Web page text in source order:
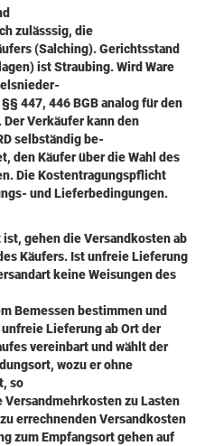
zulässsig, die
(Salching). Gerichtsstand
ist Straubing. Wird Ware
447, 446 BGB analog für den
Verkäufer kann den
selbständig be-
den Käufer über die Wahl des
Die Kostentragungspflicht
und Lieferbedingungen.
gehen die Versandkosten ab
Käufers. Ist unfreie Lieferung
keine Weisungen des
Bemessen bestimmen und
Lieferung ab Ort der
vereinbart und wählt der
wozu er ohne
so
zu Lasten
errechnenden Versandkosten
zum Empfangsort gehen auf